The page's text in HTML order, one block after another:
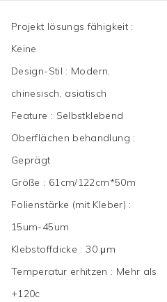
Projekt lösungs fähigkeit :
Keine
Design-Stil : Modern,
chinesisch, asiatisch
Feature : Selbstklebend
Oberflächen behandlung :
Geprägt
Größe : 61cm/122cm*50m
Folienstärke (mit Kleber) :
15um-45um
Klebstoffdicke :30 μm
Temperatur erhitzen : Mehr als
+120c